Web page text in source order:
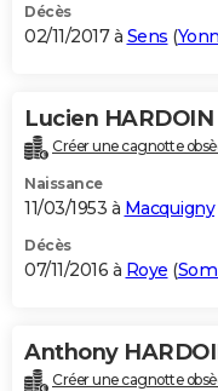
Décès
02/11/2017 à Sens (
Lucien HARDOIN
Créer une cagnotte
Naissance
11/03/1953 à Macquigny
Décès
07/11/2016 à Roye (
Anthony
Créer une cagnotte